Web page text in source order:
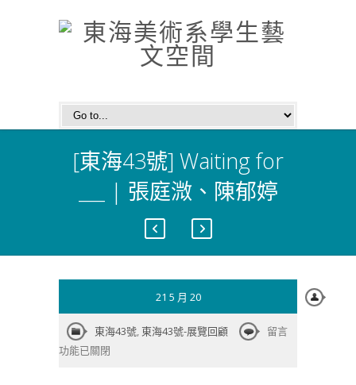
[東海43號] Waiting for
___ | 張庭溦、陳郁婷
21 5 月 20
東海43號, 東海43號-展覽回顧
在
留言
功能已關閉